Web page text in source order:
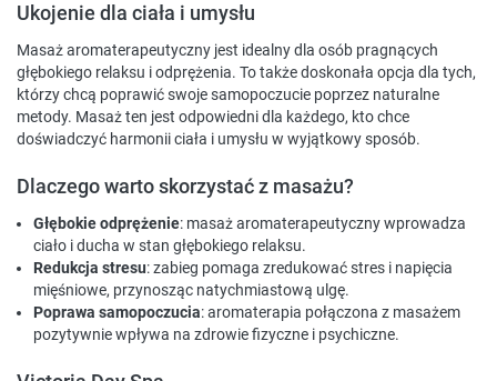
Ukojenie dla ciała i umysłu
Masaż aromaterapeutyczny jest idealny dla osób pragnących
głębokiego relaksu i odprężenia. To także doskonała opcja dla tych,
którzy chcą poprawić swoje samopoczucie poprzez naturalne
metody. Masaż ten jest odpowiedni dla każdego, kto chce
doświadczyć harmonii ciała i umysłu w wyjątkowy sposób.
Dlaczego warto skorzystać z masażu?
Głębokie odprężenie: masaż aromaterapeutyczny wprowadza
ciało i ducha w stan głębokiego relaksu.
Redukcja stresu: zabieg pomaga zredukować stres i napięcia
mięśniowe, przynosząc natychmiastową ulgę.
Poprawa samopoczucia: aromaterapia połączona z masażem
pozytywnie wpływa na zdrowie fizyczne i psychiczne.